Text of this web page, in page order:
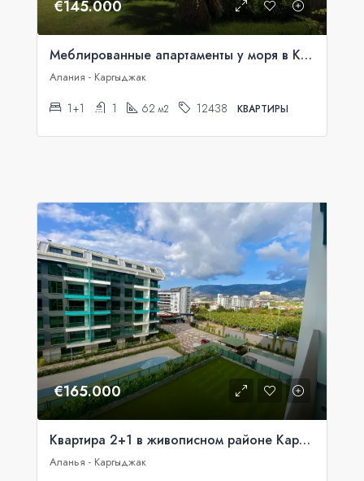
€145.000
Меблированные апартаменты у моря в Konak Seaside Resort
Алания - Каргыджак
1+1 1 62 м2 12438 КВАРТИРЫ
€165.000
Квартира 2+1 в живописном районе Каргыджак, Аланья
Аланья - Каргыджак